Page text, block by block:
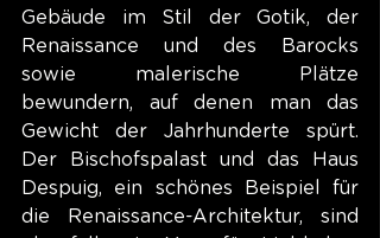
Gebäude im Stil der Gotik, der
Renaissance und des Barocks
sowie malerische Plätze
bewundern, auf denen man das
Gewicht der Jahrhunderte spürt.
Der Bischofspalast und das Haus
Despuig, ein schönes Beispiel für
die Renaissance-Architektur, sind